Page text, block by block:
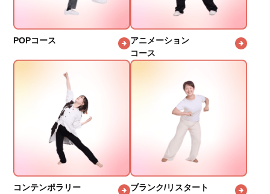
POPコース
アニメーション
コース
コンテンポラリー
ブランク/リスタート